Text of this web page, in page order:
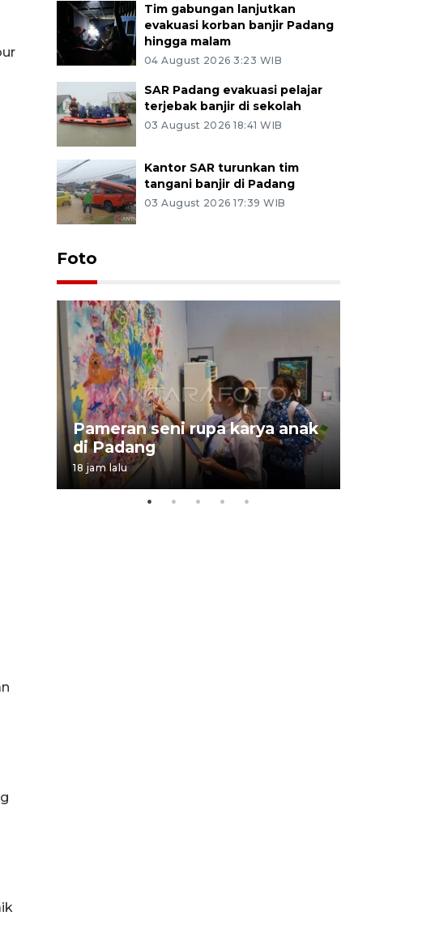
Tim gabungan lanjutkan
evakuasi korban banjir Padang
hingga malam
04 August 2026 3:23 WIB
SAR Padang evakuasi pelajar
terjebak banjir di sekolah
03 August 2026 18:41 WIB
Kantor SAR turunkan tim
tangani banjir di Padang
03 August 2026 17:39 WIB
Foto
Pameran seni rupa karya anak
di Padang
18 jam lalu